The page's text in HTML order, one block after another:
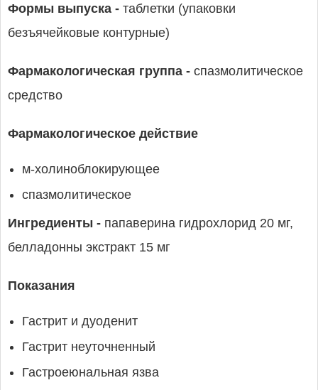
Формы выпуска - таблетки (упаковки
безъячейковые контурные)
Фармакологическая группа - спазмолитическое
средство
Фармакологическое действие
м-холиноблокирующее
спазмолитическое
Ингредиенты - папаверина гидрохлорид 20 мг,
белладонны экстракт 15 мг
Показания
Гастрит и дуоденит
Гастрит неуточненный
Гастроеюнальная язва